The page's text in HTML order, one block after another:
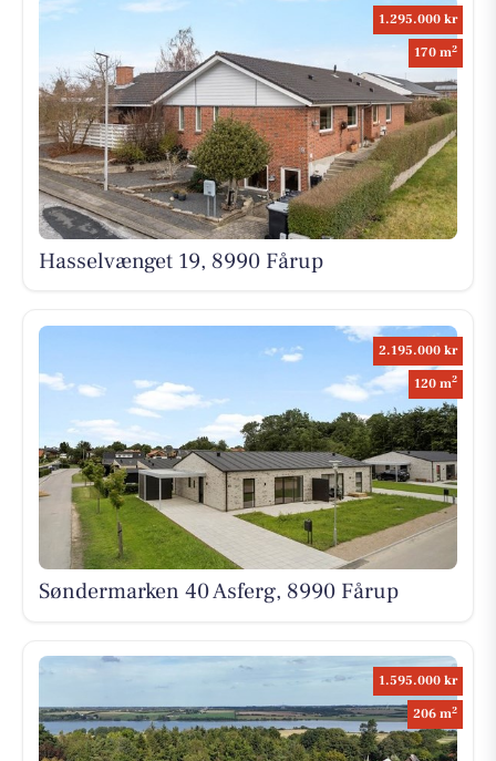
1.295.000 kr
170 m2
Hasselvænget 19, 8990 Fårup
2.195.000 kr
120 m2
Søndermarken 40 Asferg, 8990 Fårup
1.595.000 kr
206 m2